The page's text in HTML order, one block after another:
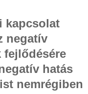
kapcsolat
negatív
fejlődésére
hatás
nemrégiben